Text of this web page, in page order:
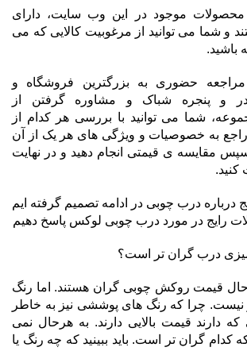
محصولات موجود در این وب سایت، دارای
و شما می توانید از مرغوبیت کالایی که می
باشید.
مراجعه حضوری به بزرگترین فروشگاه و
در و پنجره شباک و مشاوره گرفتن از
شما می توانید با بررسی هر کدام از
راجع به خصوصیات و ویژگی های هر یک از آن
مقایسه ی قیمتی انجام دهید و در نهایت
درباره درب چوبی در ادامه تصمیم گرفته ایم
رایج در مورد درب چوبی لوکس پاسخ دهیم
درب گران تر است؟
هرحال قیمت روکش چوبی گران هستند. اما رنگ
نیست. چرا که رنگ های پوششی نیز به خاطر
که دارند قیمت بالایی دارند. به هرحال نمی
گران تر است. باید ببینید که چه رنگ یا